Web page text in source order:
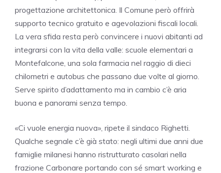
progettazione architettonica. Il Comune però offrirà
supporto tecnico gratuito e agevolazioni fiscali locali.
La vera sfida resta però convincere i nuovi abitanti ad
integrarsi con la vita della valle: scuole elementari a
Montefalcone, una sola farmacia nel raggio di dieci
chilometri e autobus che passano due volte al giorno.
Serve spirito d’adattamento ma in cambio c’è aria
buona e panorami senza tempo.
«Ci vuole energia nuova», ripete il sindaco Righetti.
Qualche segnale c’è già stato: negli ultimi due anni due
famiglie milanesi hanno ristrutturato casolari nella
frazione Carbonare portando con sé smart working e